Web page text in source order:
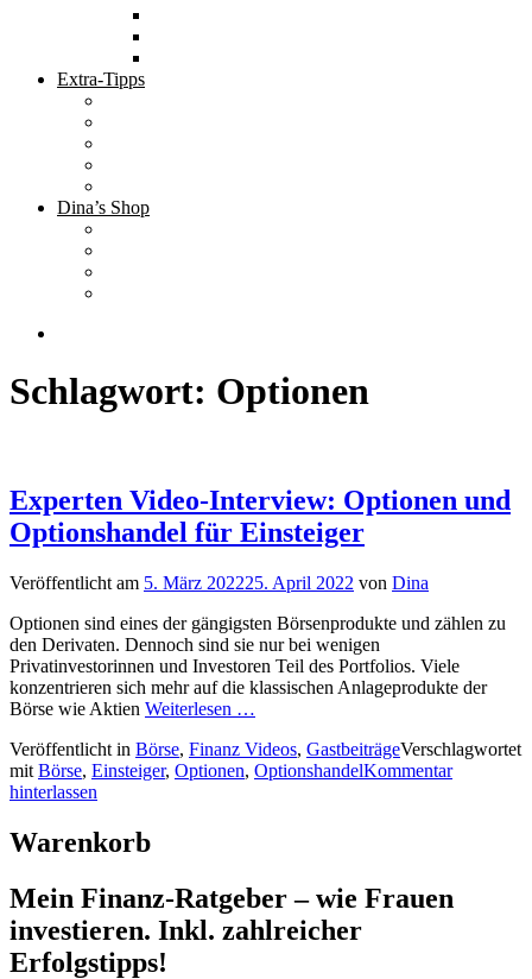
Extra-Tipps
Dina’s Shop
Schlagwort: Optionen
Experten Video-Interview: Optionen und
Optionshandel für Einsteiger
Veröffentlicht am 5. März 202225. April 2022 von Dina
Optionen sind eines der gängigsten Börsenprodukte und zählen zu
den Derivaten. Dennoch sind sie nur bei wenigen
Privatinvestorinnen und Investoren Teil des Portfolios. Viele
konzentrieren sich mehr auf die klassischen Anlageprodukte der
Börse wie Aktien Weiterlesen …
Veröffentlicht in Börse, Finanz Videos, GastbeiträgeVerschlagwortet
mit Börse, Einsteiger, Optionen, OptionshandelKommentar
hinterlassen
Warenkorb
Mein Finanz-Ratgeber – wie Frauen
investieren. Inkl. zahlreicher
Erfolgstipps!